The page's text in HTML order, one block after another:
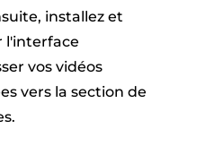
installez et
l'interface
vos vidéos
vers la section de